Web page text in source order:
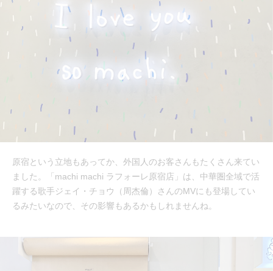
原宿という立地もあってか、外国人のお客さんもたくさん来てい
ました。「machi machi ラフォーレ原宿店」は、中華圏全域で活
躍する歌手ジェイ・チョウ（周杰倫）さんのMVにも登場してい
るみたいなので、その影響もあるかもしれませんね。